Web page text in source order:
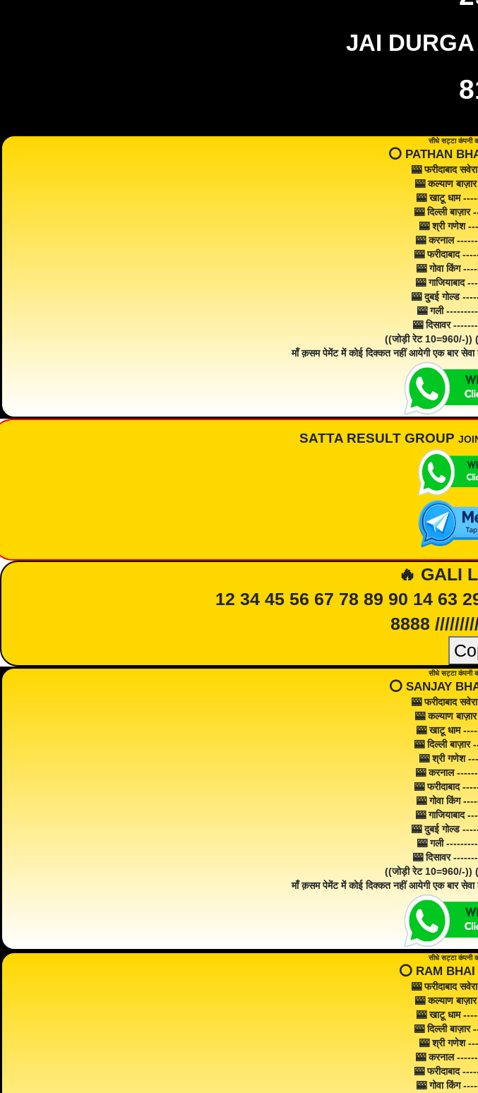
JAI
सीधे सट्टा कंपनी
⭕️ PATHAN
🎰 फरीदाबाद
🎰 कल्याण
🎰 खाटू धाम
🎰 दिल्ली
🎰 श्री गणेश
🎰 करनाल
🎰 फरीदाबाद
🎰 गोवा किंग
🎰 गाजियाबाद
🎰 दुबई गोल्ड
🎰 गली
🎰 दिसावर
((जोड़ी रेट 10=960/-
माँ क़सम पेमेंट में कोई दिक्कत नहीं आयेगी एक बार
SATTA RESULT GROUP
🔥 GALI
12 34 45 56 67 78 89 90 14 63
8888
सीधे सट्टा कंपनी
⭕️ SANJAY
🎰 फरीदाबाद
🎰 कल्याण
🎰 खाटू धाम
🎰 दिल्ली
🎰 श्री गणेश
🎰 करनाल
🎰 फरीदाबाद
🎰 गोवा किंग
🎰 गाजियाबाद
🎰 दुबई गोल्ड
🎰 गली
🎰 दिसावर
((जोड़ी रेट 10=960/-
माँ क़सम पेमेंट में कोई दिक्कत नहीं आयेगी एक बार
सीधे सट्टा कंपनी
⭕️ RAM
🎰 फरीदाबाद
🎰 कल्याण
🎰 खाटू धाम
🎰 दिल्ली
🎰 श्री गणेश
🎰 करनाल
🎰 फरीदाबाद
🎰 गोवा किंग